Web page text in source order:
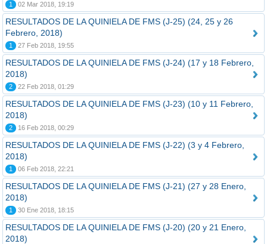
1 02 Mar 2018, 19:19
RESULTADOS DE LA QUINIELA DE FMS (J-25) (24, 25 y 26
Febrero, 2018)
1 27 Feb 2018, 19:55
RESULTADOS DE LA QUINIELA DE FMS (J-24) (17 y 18 Febrero,
2018)
2 22 Feb 2018, 01:29
RESULTADOS DE LA QUINIELA DE FMS (J-23) (10 y 11 Febrero,
2018)
2 16 Feb 2018, 00:29
RESULTADOS DE LA QUINIELA DE FMS (J-22) (3 y 4 Febrero,
2018)
1 06 Feb 2018, 22:21
RESULTADOS DE LA QUINIELA DE FMS (J-21) (27 y 28 Enero,
2018)
1 30 Ene 2018, 18:15
RESULTADOS DE LA QUINIELA DE FMS (J-20) (20 y 21 Enero,
2018)